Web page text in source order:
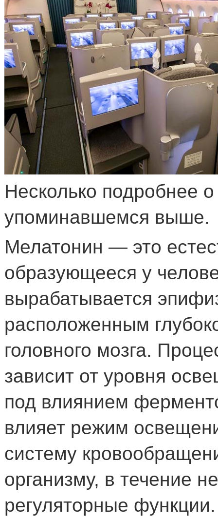
Несколько подробнее
упоминавшемся выше.
Мелатонин — это
образующееся у
вырабатывается
расположенным
головного мозга.
зависит от уровня
под влиянием
влияет режим
систему
организму, в течение
регуляторные